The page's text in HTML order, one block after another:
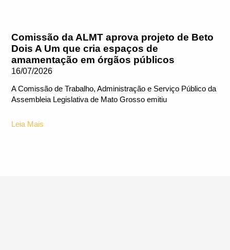
Comissão da ALMT aprova projeto de Beto
Dois A Um que cria espaços de
amamentação em órgãos públicos
16/07/2026
A Comissão de Trabalho, Administração e Serviço Público da
Assembleia Legislativa de Mato Grosso emitiu
Leia Mais